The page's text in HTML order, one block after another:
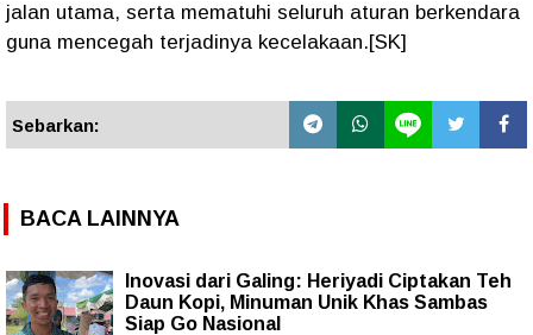
jalan utama, serta mematuhi seluruh aturan berkendara
guna mencegah terjadinya kecelakaan.[SK]
Sebarkan:
BACA LAINNYA
Inovasi dari Galing: Heriyadi Ciptakan Teh
Daun Kopi, Minuman Unik Khas Sambas
Siap Go Nasional